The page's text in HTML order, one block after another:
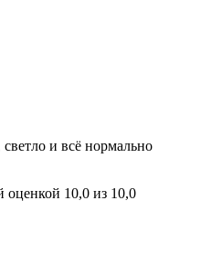
и всё нормально
оценкой 10,0 из 10,0